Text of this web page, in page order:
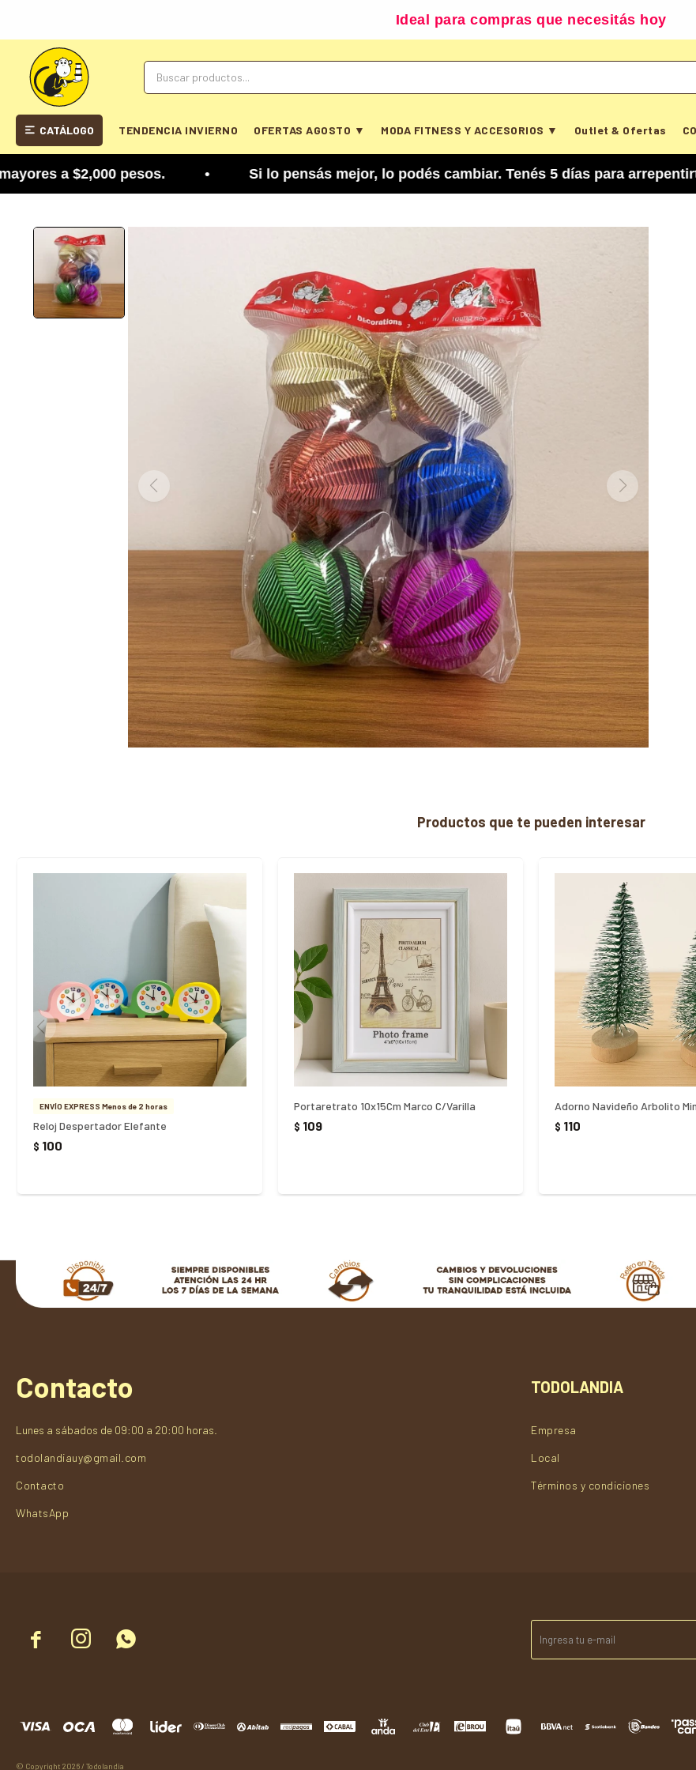
Ideal para compras que necesitás hoy
CATÁLOGO TENDENCIA INVIERNO OFERTAS AGOSTO ▼ MODA FITNESS Y ACCESORIOS ▼ Outlet & Ofertas
a $2,000 pesos. • Si lo pensás mejor, lo podés cambiar. Tenés 5 días para arrepentirte y
Productos que te pueden interesar
ENVÍO EXPRESS Menos de 2 horas
Reloj Despertador Elefante
$ 100
Portaretrato 10x15Cm Marco C/Varilla
$ 109
Adorno Navideño Arbolito
$ 110
  
Contacto
Lunes a sábados de 09:00 a 20:00 horas.
todolandiauy@gmail.com
Contacto
WhatsApp
TODOLANDIA
Empresa
Local
Términos y condiciones
© Copyright 2026 / Todolandia